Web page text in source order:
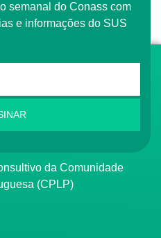
e informações do SUS
(CPLP)